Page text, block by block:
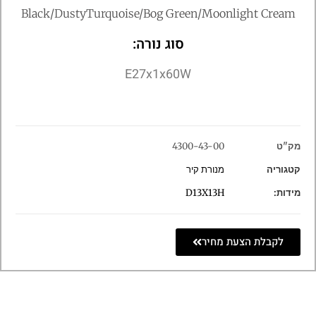
Black/DustyTurquoise/Bog Green/Moonlight Cream
סוג נורה:
E27x1x60W
מק"ט
4300-43-00
קטגוריה
מנורת קיר
מידות:
D13X13H
לקבלת הצעת מחיר